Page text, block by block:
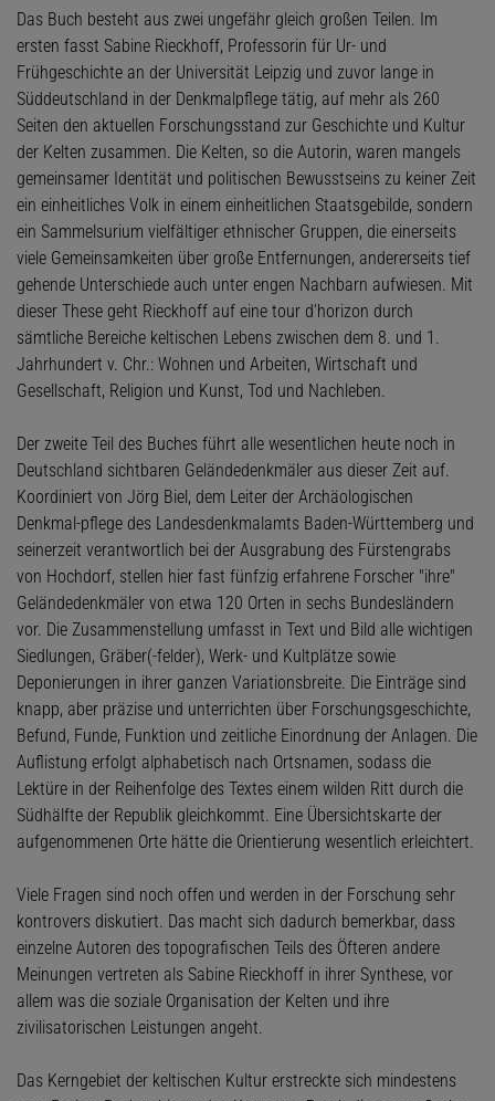
Das Buch besteht aus zwei ungefähr gleich großen Teilen. Im
ersten fasst Sabine Rieckhoff, Professorin für Ur- und
Frühgeschichte an der Universität Leipzig und zuvor lange in
Süddeutschland in der Denkmalpflege tätig, auf mehr als 260
Seiten den aktuellen Forschungsstand zur Geschichte und Kultur
der Kelten zusammen. Die Kelten, so die Autorin, waren mangels
gemeinsamer Identität und politischen Bewusstseins zu keiner Zeit
ein einheitliches Volk in einem einheitlichen Staatsgebilde, sondern
ein Sammelsurium vielfältiger ethnischer Gruppen, die einerseits
viele Gemeinsamkeiten über große Entfernungen, andererseits tief
gehende Unterschiede auch unter engen Nachbarn aufwiesen. Mit
dieser These geht Rieckhoff auf eine tour d’horizon durch
sämtliche Bereiche keltischen Lebens zwischen dem 8. und 1.
Jahrhundert v. Chr.: Wohnen und Arbeiten, Wirtschaft und
Gesellschaft, Religion und Kunst, Tod und Nachleben.
Der zweite Teil des Buches führt alle wesentlichen heute noch in
Deutschland sichtbaren Geländedenkmäler aus dieser Zeit auf.
Koordiniert von Jörg Biel, dem Leiter der Archäologischen
Denkmal-pflege des Landesdenkmalamts Baden-Württemberg und
seinerzeit verantwortlich bei der Ausgrabung des Fürstengrabs
von Hochdorf, stellen hier fast fünfzig erfahrene Forscher "ihre"
Geländedenkmäler von etwa 120 Orten in sechs Bundesländern
vor. Die Zusammenstellung umfasst in Text und Bild alle wichtigen
Siedlungen, Gräber(-felder), Werk- und Kultplätze sowie
Deponierungen in ihrer ganzen Variationsbreite. Die Einträge sind
knapp, aber präzise und unterrichten über Forschungsgeschichte,
Befund, Funde, Funktion und zeitliche Einordnung der Anlagen. Die
Auflistung erfolgt alphabetisch nach Ortsnamen, sodass die
Lektüre in der Reihenfolge des Textes einem wilden Ritt durch die
Südhälfte der Republik gleichkommt. Eine Übersichtskarte der
aufgenommenen Orte hätte die Orientierung wesentlich erleichtert.
Viele Fragen sind noch offen und werden in der Forschung sehr
kontrovers diskutiert. Das macht sich dadurch bemerkbar, dass
einzelne Autoren des topografischen Teils des Öfteren andere
Meinungen vertreten als Sabine Rieckhoff in ihrer Synthese, vor
allem was die soziale Organisation der Kelten und ihre
zivilisatorischen Leistungen angeht.
Das Kerngebiet der keltischen Kultur erstreckte sich mindestens